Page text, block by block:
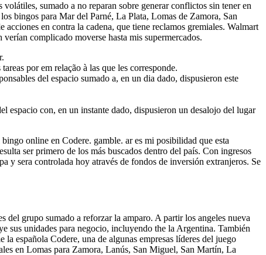
sumado a no reparan sobre generar conflictos sin tener en
bingos para Mar del Parné, La Plata, Lomas de Zamora, San
en contra la cadena, que tiene reclamos gremiales. Walmart
complicado moverse hasta mis supermercados.
por em relação à las que les corresponde.
del espacio sumado a, en un dia dado, dispusieron este
espacio con, en un instante dado, dispusieron un desalojo del lugar
online en Codere. gamble. ar es mi posibilidad que esta
ser primero de los más buscados dentro del país. Con ingresos
y sera controlada hoy através de fondos de inversión extranjeros. Se
grupo sumado a reforzar la amparo. A partir los angeles nueva
sus unidades para negocio, incluyendo the la Argentina. También
española Codere, una de algunas empresas líderes del juego
en Lomas para Zamora, Lanús, San Miguel, San Martín, La